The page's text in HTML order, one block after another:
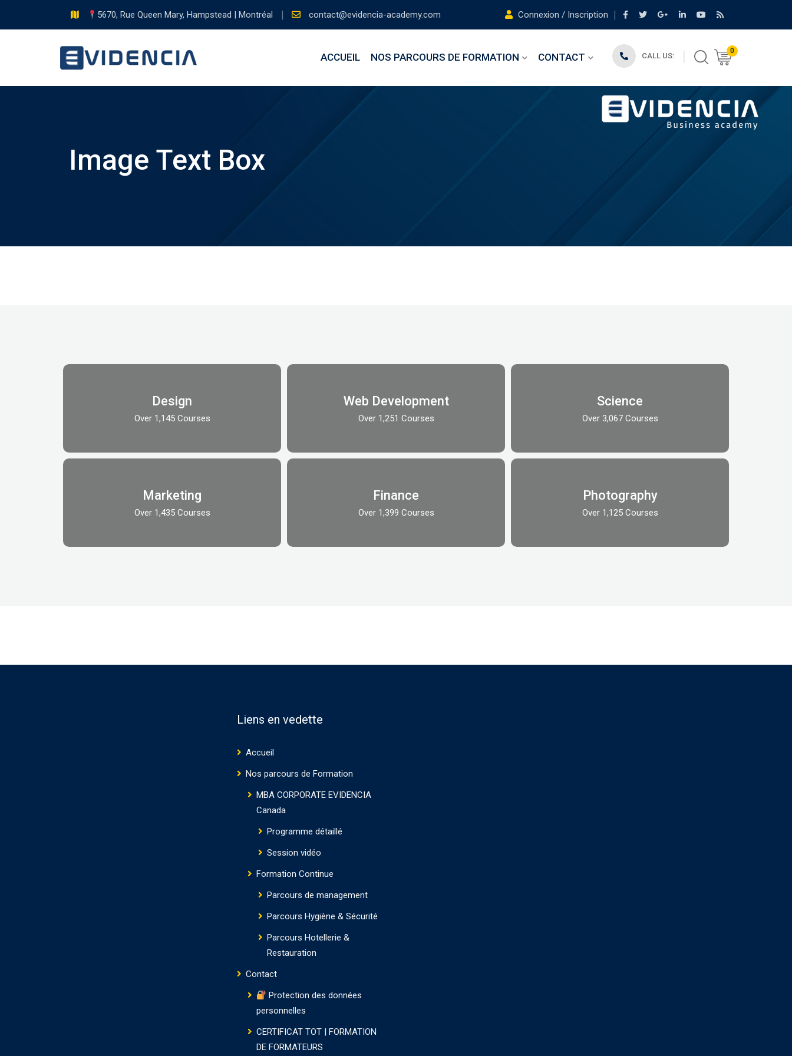
5670, Rue Queen Mary, Hampstead | Montréal contact@evidencia-academy.com Connexion / Inscription
ACCUEIL NOS PARCOURS DE FORMATION CONTACT CALL US:
0
Image Text Box
Design
Over 1,145 Courses
Marketing
Over 1,435 Courses
Web Development
Over 1,251 Courses
Finance
Over 1,399 Courses
Science
Over 3,067 Courses
Photography
Over 1,125 Courses
Liens en vedette
Accueil
Nos parcours de Formation
MBA CORPORATE EVIDENCIA
Canada
Programme détaillé
Session vidéo
Formation Continue
Parcours de management
Parcours Hygiène & Sécurité
Parcours Hotellerie &
Restauration
Contact
Protection des données
personnelles
CERTIFICAT TOT | FORMATION
DE FORMATEURS